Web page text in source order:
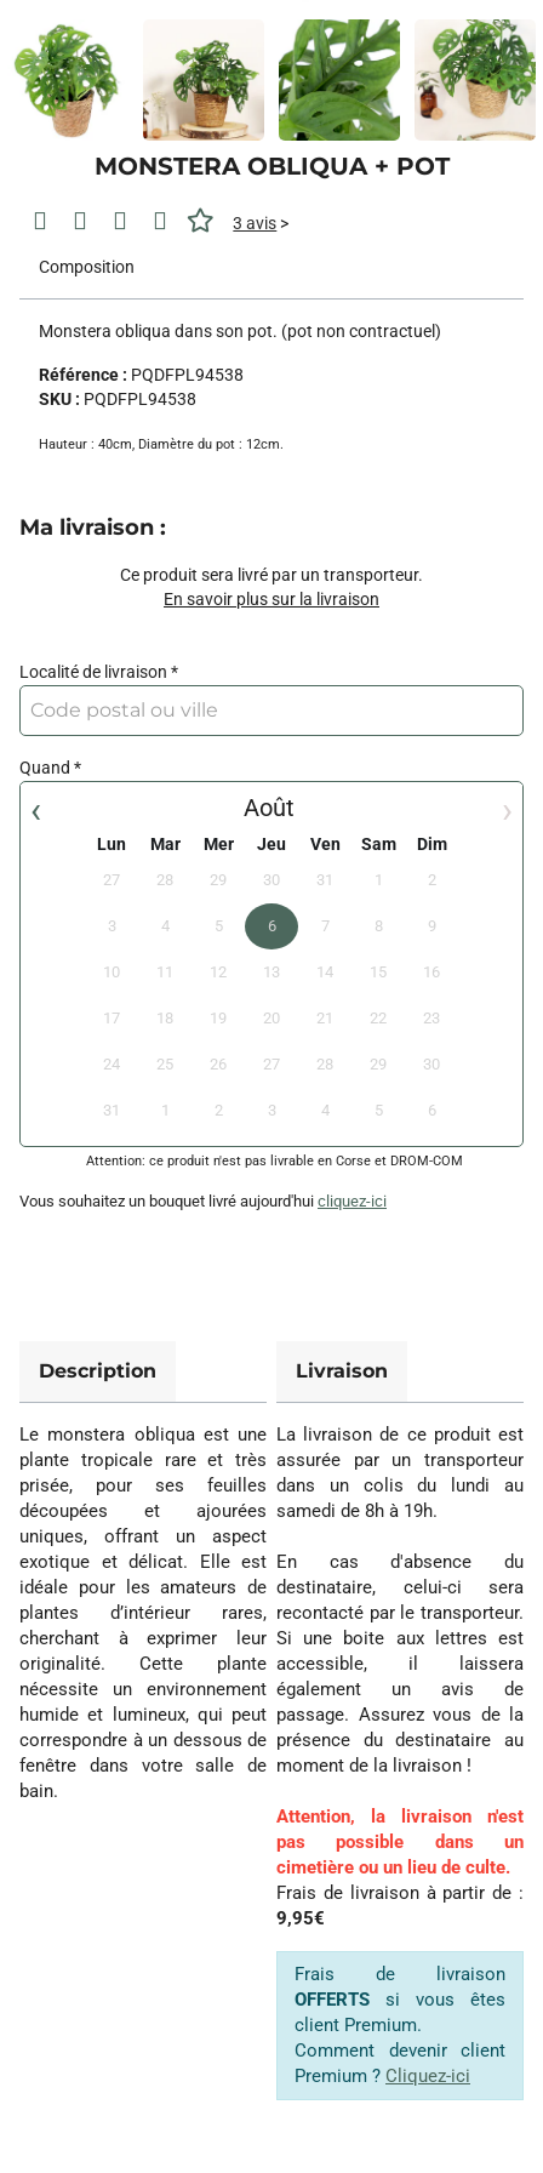
MONSTERA OBLIQUA + POT
3 avis >
Composition
Monstera obliqua dans son pot. (pot non contractuel)
Référence : PQDFPL94538
SKU : PQDFPL94538
Hauteur : 40cm, Diamètre du pot : 12cm.
Ma livraison :
Ce produit sera livré par un transporteur.
En savoir plus sur la livraison
Localité de livraison
Quand
‹ ›
Août
Lun Mar Mer Jeu Ven Sam Dim
27 28 29 30 31 1 2
3 4 5 6 7 8 9
10 11 12 13 14 15 16
17 18 19 20 21 22 23
24 25 26 27 28 29 30
31 1 2 3 4 5 6
Attention: ce produit n'est pas livrable en Corse et DROM-COM
Vous souhaitez un bouquet livré aujourd'hui cliquez-ici
Description
Le monstera obliqua est une
plante tropicale rare et très
prisée, pour ses feuilles
découpées et ajourées
uniques, offrant un aspect
exotique et délicat. Elle est
idéale pour les amateurs de
plantes d’intérieur rares,
cherchant à exprimer leur
originalité. Cette plante
nécessite un environnement
humide et lumineux, qui peut
correspondre à un dessous de
fenêtre dans votre salle de
bain.
Livraison
La livraison de ce produit est
assurée par un transporteur
dans un colis du lundi au
samedi de 8h à 19h.
En cas d'absence du
destinataire, celui-ci sera
recontacté par le transporteur.
Si une boite aux lettres est
accessible, il laissera
également un avis de
passage. Assurez vous de la
présence du destinataire au
moment de la livraison !
Attention, la livraison n'est
pas possible dans un
cimetière ou un lieu de culte.
Frais de livraison à partir de :
9,95€
Frais de livraison
OFFERTS si vous êtes
client Premium.
Comment devenir client
Premium ? Cliquez-ici